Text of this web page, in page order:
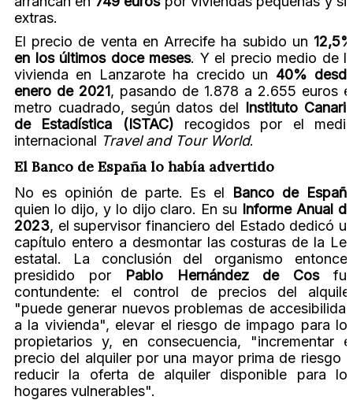
extras.
El precio de venta en Arrecife ha subido un
en los últimos doce meses. Y el precio medio de
vivienda en Lanzarote ha crecido un 40%
enero de 2021, pasando de 1.878 a 2.655 euros
metro cuadrado, según datos del Instituto
de Estadística (ISTAC) recogidos por el
internacional Travel and Tour World.
El Banco de España lo había advertido
No es opinión de parte. Es el Banco de
quien lo dijo, y lo dijo claro. En su Informe Anual
2023, el supervisor financiero del Estado dedicó
capítulo entero a desmontar las costuras de la
estatal. La conclusión del organismo
presidido por
Pablo Hernández de Cos
contundente: el control de precios del
"puede generar nuevos problemas de
a la vivienda", elevar el riesgo de impago para
propietarios y, en consecuencia, "incrementar
precio del alquiler por una mayor prima de riesgo
reducir la oferta de alquiler disponible para
hogares vulnerables".